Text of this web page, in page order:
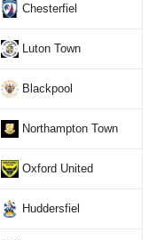
Chesterfiel
Luton Town
Blackpool
Northampton Town
Oxford United
Huddersfiel